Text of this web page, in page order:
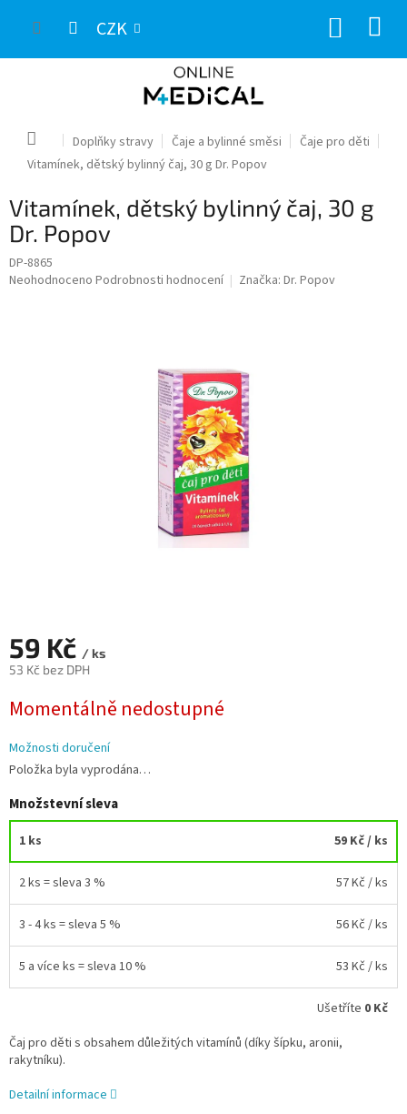
CZK
Domů Doplňky stravy Čaje a bylinné směsi
Čaje pro děti
Vitamínek, dětský bylinný čaj, 30 g Dr. Popov
Vitamínek, dětský bylinný čaj, 30 g
Dr. Popov
DP-8865
Průměrné
Neohodnoceno Podrobnosti hodnocení Značka: Dr. Popov
59 Kč / ks
53 Kč bez DPH
cena:
Momentálně nedostupné
Možnosti doručení
Položka byla vyprodána…
Množstevní sleva
1 ks 59 Kč/ ks
2 ks = sleva 3 % 57 Kč / ks
3 - 4 ks = sleva 5 % 56 Kč / ks
5 a více ks = sleva 10 % 53 Kč / ks
Ušetříte 0 Kč
Čaj pro děti s obsahem důležitých vitamínů (díky šípku, aronii,
rakytníku).
Detailní informace